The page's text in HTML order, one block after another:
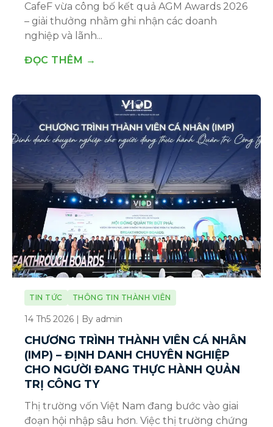
CafeF vừa công bố kết quả AGM Awards 2026
– giải thưởng nhằm ghi nhận các doanh
nghiệp và lãnh...
ĐỌC THÊM →
TIN TỨC THÔNG TIN THÀNH VIÊN
14 Th5 2026 | By admin
CHƯƠNG TRÌNH THÀNH VIÊN CÁ NHÂN
(IMP) – ĐỊNH DANH CHUYÊN NGHIỆP
CHO NGƯỜI ĐANG THỰC HÀNH QUẢN
TRỊ CÔNG TY
Thị trường vốn Việt Nam đang bước vào giai
đoạn hội nhập sâu hơn. Việc thị trường chứng